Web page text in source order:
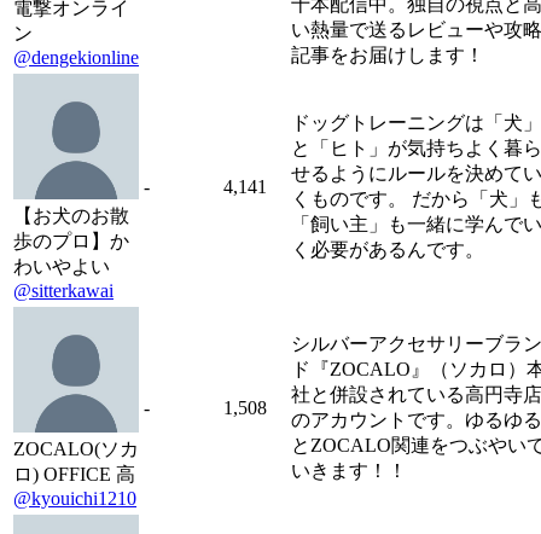
電撃オンライ
ン
@dengekionline
十本配信中。独自の視点と高
い熱量で送るレビューや攻略
記事をお届けします！
【お犬のお散
歩のプロ】か
わいやよい
@sitterkawai
- 4,141
ドッグトレーニングは「犬」
と「ヒト」が気持ちよく暮ら
せるようにルールを決めてい
くものです。 だから「犬」
「飼い主」も一緒に学んでい
く必要があるんです。
ZOCALO(ソカ
ロ) OFFICE 高
@kyouichi1210
- 1,508
シルバーアクセサリーブラン
ド『ZOCALO』（ソカロ）
社と併設されている高円寺店
のアカウントです。ゆるゆる
とZOCALO関連をつぶやい
いきます！！